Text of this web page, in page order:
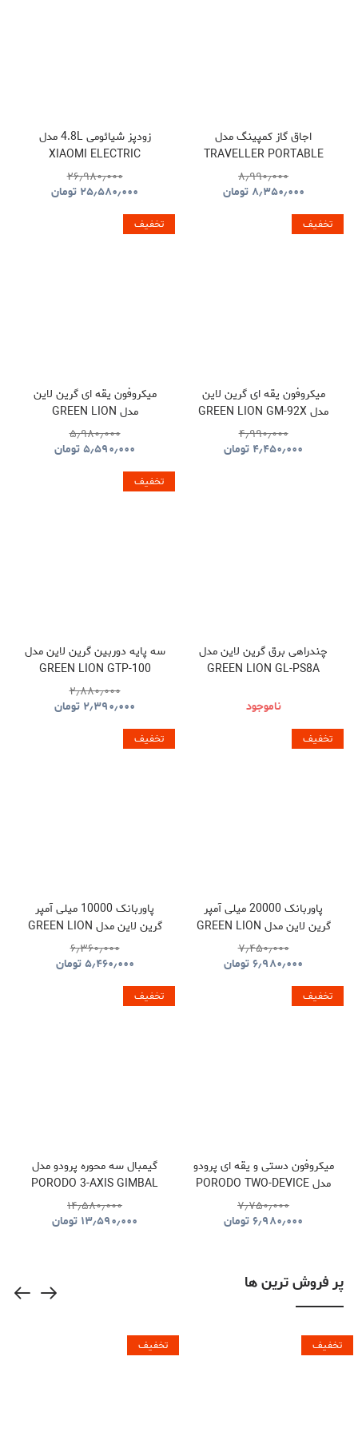
اجاق گاز کمپینگ مدل
TRAVELLER PORTABLE
BBQ HYBQ015
۸٫۹۹۰٫۰۰۰
۸٫۳۵۰٫۰۰۰ تومان
زودپز شیائومی 4.8L مدل
XIAOMI ELECTRIC
PRESSURE COOKER
۲۶٫۹۸۰٫۰۰۰
۲۵٫۵۸۰٫۰۰۰ تومان
تخفیف
میکروفون یقه ای گرین لاین
مدل GREEN LION GM-92X
GNGM92XWMBK
۴٫۹۹۰٫۰۰۰
۴٫۴۵۰٫۰۰۰ تومان
تخفیف
میکروفون یقه ای گرین لاین
مدل GREEN LION
GNGM93XMICBK
۵٫۹۸۰٫۰۰۰
۵٫۵۹۰٫۰۰۰تومان
چندراهی برق گرین لاین مدل
GREEN LION GL-PS8A
ناموجود
تخفیف
سه پایه دوربین گرین لاین مدل
GREEN LION GTP-100
GNTP100TRIBK
۲٫۸۸۰٫۰۰۰
۲٫۳۹۰٫۰۰۰ تومان
تخفیف
پاوربانک 20000 میلی آمپر
گرین لاین مدل GREEN LION
GNLEZ20KPBBK
۷٫۴۵۰٫۰۰۰
۶٫۹۸۰٫۰۰۰تومان
تخفیف
پاوربانک 10000 میلی آمپر
گرین لاین مدل GREEN LION
GNLEZ10KPBBK
۶٫۳۶۰٫۰۰۰
۵٫۴۶۰٫۰۰۰تومان
تخفیف
میکروفون دستی و یقه ای پرودو
مدل PORODO TWO-DEVICE
CONNECT HANDHELD
LAVALIER MICROPHONE
۷٫۷۵۰٫۰۰۰
۶٫۹۸۰٫۰۰۰تومان
تخفیف
گیمبال سه محوره پرودو مدل
PORODO 3-AXIS GIMBAL
STABILIZER PDLFST127BK
۱۴٫۵۸۰٫۰۰۰
۱۳٫۵۹۰٫۰۰۰ تومان
پر فروش ترین ها
تخفیف تخفیف